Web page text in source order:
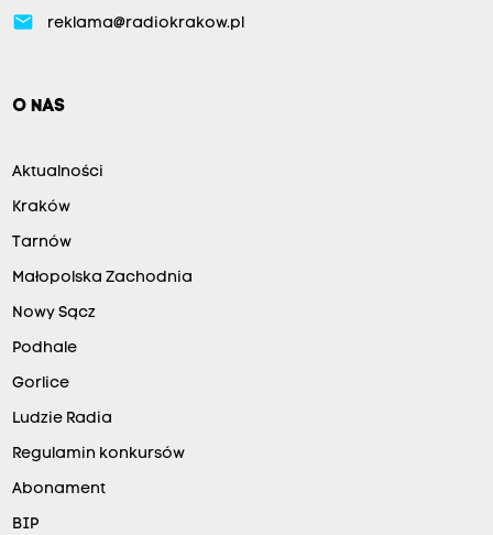
email reklama@radiokrakow.pl
O NAS
Aktualności
Kraków
Tarnów
Małopolska Zachodnia
Nowy Sącz
Podhale
Gorlice
Ludzie Radia
Regulamin konkursów
Abonament
BIP